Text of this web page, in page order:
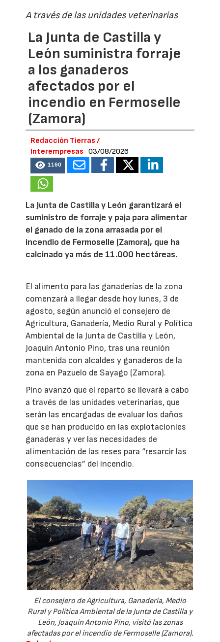
A través de las unidades veterinarias
La Junta de Castilla y
León suministra forraje
a los ganaderos
afectados por el
incendio en Fermoselle
(Zamora)
Redacción Tierras /
Interempresas
03/08/2026
1160
La Junta de Castilla y León garantizará el
suministro de forraje y paja para alimentar
el ganado de la zona arrasada por el
incendio de Fermoselle (Zamora), que ha
calcinado ya más de 11.000 hectáreas.
El alimento para las ganaderías de la zona
comenzará a llegar desde hoy lunes, 3 de
agosto, según anunció el consejero de
Agricultura, Ganadería, Medio Rural y Política
Ambiental de la Junta de Castilla y León,
Joaquín Antonio Pino, tras una reunión
mantenida con alcaldes y ganaderos de la
zona en Pazuelo de Sayago (Zamora).
Pino avanzó que el reparto se llevará a cabo
a través de las unidades veterinarias, que
serán las encargadas de evaluar los daños
que se han producido en las explotacionies
ganaderas y ver las necesidades de
alimentación de las reses para “resarcir las
consecuencias” del incendio.
El consejero de Agricultura, Ganadería, Medio
Rural y Política Ambiental de la Junta de Castilla y
León, Joaquín Antonio Pino, visitó las zonas
afectadas por el incendio de Fermoselle (Zamora).